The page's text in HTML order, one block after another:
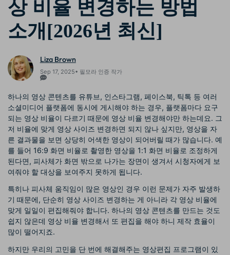
상 비율 변경하는 방법
소개[2026년 최신]
Liza Brown
Sep 17, 2025• 필모라 인증 작가
하나의 영상 콘텐츠를 유튜브, 인스타그램, 페이스북, 틱톡 등 여러
소셜미디어 플랫폼에 동시에 게시해야 하는 경우, 플랫폼마다 요구
되는 영상 비율이 다르기 때문에 영상 비율 변경해야만 하는데요. 그
저 비율에 맞게 영상 사이즈 변경하면 되지 않나 싶지만, 영상을 자
른 결과물을 보면 상당히 어색한 영상이 되어버릴 때가 많습니다. 예
를 들어 16:9 화면 비율로 촬영한 영상을 1:1 화면 비율로 조정하게
된다면, 피사체가 화면 밖으로 나가는 장면이 생겨서 시청자에게 보
여줘야 할 대상을 보여주지 못하게 됩니다.
특히나 피사체 움직임이 많은 영상인 경우 이런 문제가 자주 발생하
기 때문에, 단순히 영상 사이즈 변경하는 게 아니라 각 영상 비율에
맞게 일일이 편집해줘야 합니다. 하나의 영상 콘텐츠를 만드는 것도
쉽지 않은데 영상 비율 변경해서 또 편집을 해야 하니 제작 효율이
많이 떨어지죠.
하지만 우리의 고민을 단 번에 해결해주는 영상편집 프로그램이 있